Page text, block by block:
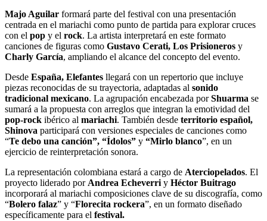
Majo Aguilar formará parte del festival con una presentación
centrada en el mariachi como punto de partida para explorar cruces
con el pop y el rock. La artista interpretará en este formato
canciones de figuras como Gustavo Cerati, Los Prisioneros y
Charly García, ampliando el alcance del concepto del evento.
Desde España, Elefantes llegará con un repertorio que incluye
piezas reconocidas de su trayectoria, adaptadas al sonido
tradicional mexicano. La agrupación encabezada porShuarma se
sumará a la propuesta con arreglos que integran la emotividad del
pop-rock ibérico al mariachi. También desde territorio español,
Shinova participará con versiones especiales de canciones como
“Te debo una canción”, “Ídolos” y “Mirlo blanco”, en un
ejercicio de reinterpretación sonora.
La representación colombiana estará a cargo de Aterciopelados. El
proyecto liderado por Andrea Echeverri y Héctor Buitrago
incorporará al mariachi composiciones clave de su discografía, como
“Bolero falaz” y “Florecita rockera”, en un formato diseñado
específicamente para el festival.